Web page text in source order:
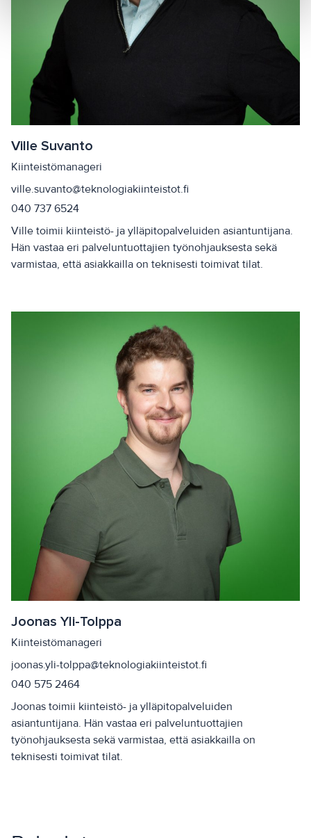
Ville Suvanto
Kiinteistömanageri
ville.suvanto@teknologiakiinteistot.fi
040 737 6524
Ville toimii kiinteistö- ja ylläpitopalveluiden asiantuntijana.
Hän vastaa eri palveluntuottajien työnohjauksesta sekä
varmistaa, että asiakkailla on teknisesti toimivat tilat.
Joonas Yli-Tolppa
Kiinteistömanageri
joonas.yli-tolppa@teknologiakiinteistot.fi
040 575 2464
Joonas toimii kiinteistö- ja ylläpitopalveluiden
asiantuntijana. Hän vastaa eri palveluntuottajien
työnohjauksesta sekä varmistaa, että asiakkailla on
teknisesti toimivat tilat.